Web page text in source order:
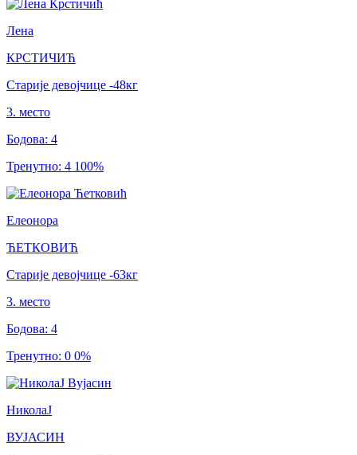
Лена
КРСТИЧИЋ
Старије девојчице -48кг
3. место
Бодова: 4
Тренутно: 4 100%
Елеонора
ЋЕТКОВИЋ
Старије девојчице -63кг
3. место
Бодова: 4
Тренутно: 0 0%
НиколаЈ
ВУЈАСИН